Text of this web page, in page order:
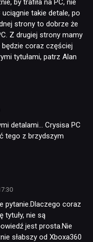
by trafiła na PC, nie
takie detale, po
strony to dobrze że
Z drugiej strony mamy
coraz częściej
tytułami, patrz Alan
detalami… Crysisa PC
tego z brzydszym
pytanie.Dlaczego coraz
tytuły, nie są
jest prosta.Nie
słabszy od Xboxa360